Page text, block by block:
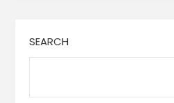
SEARCH